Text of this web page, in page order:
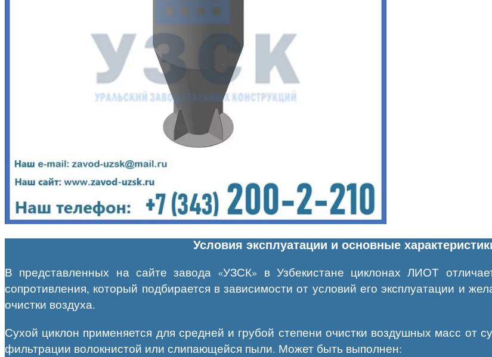
Условия эксплуатации и основные
В представленных на сайте завода «УЗСК» в Узбекистане циклонах ЛИОТ
сопротивления, который подбирается в зависимости от условий его эксплуатации и
очистки воздуха.
Сухой циклон применяется для средней и грубой степени очистки воздушных масс от
фильтрации волокнистой или слипающейся пыли. Может быть выполнен: